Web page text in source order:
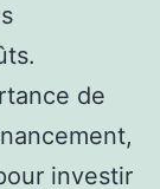
de
investir